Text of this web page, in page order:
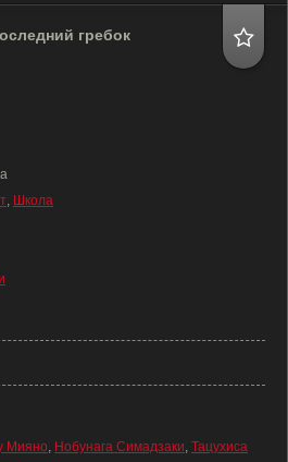
гребок
, Школа
Мияно, Нобунага Симадзаки, Тацухиса